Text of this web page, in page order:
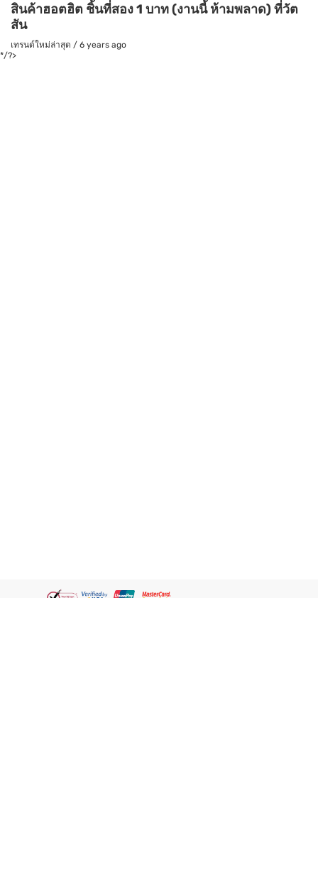
สินค้าฮอตฮิต ชิ้นที่สอง 1 บาท (งานนี้ ห้ามพลาด) ที่วัต
สัน
เทรนด์ใหม่ล่าสุด / 6 years ago
*/?>